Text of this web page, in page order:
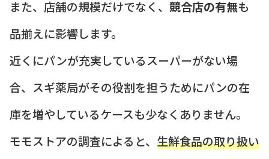
また、店舗の規模だけでなく、 競合店の有無も
品揃えに影響します。
近くにパンが充実しているスーパーがない場
合、スギ薬局がその役割を担うためにパンの在
庫を増やしているケースも少なくありません。
モモストアの調査によると、 生鮮食品の取り扱い